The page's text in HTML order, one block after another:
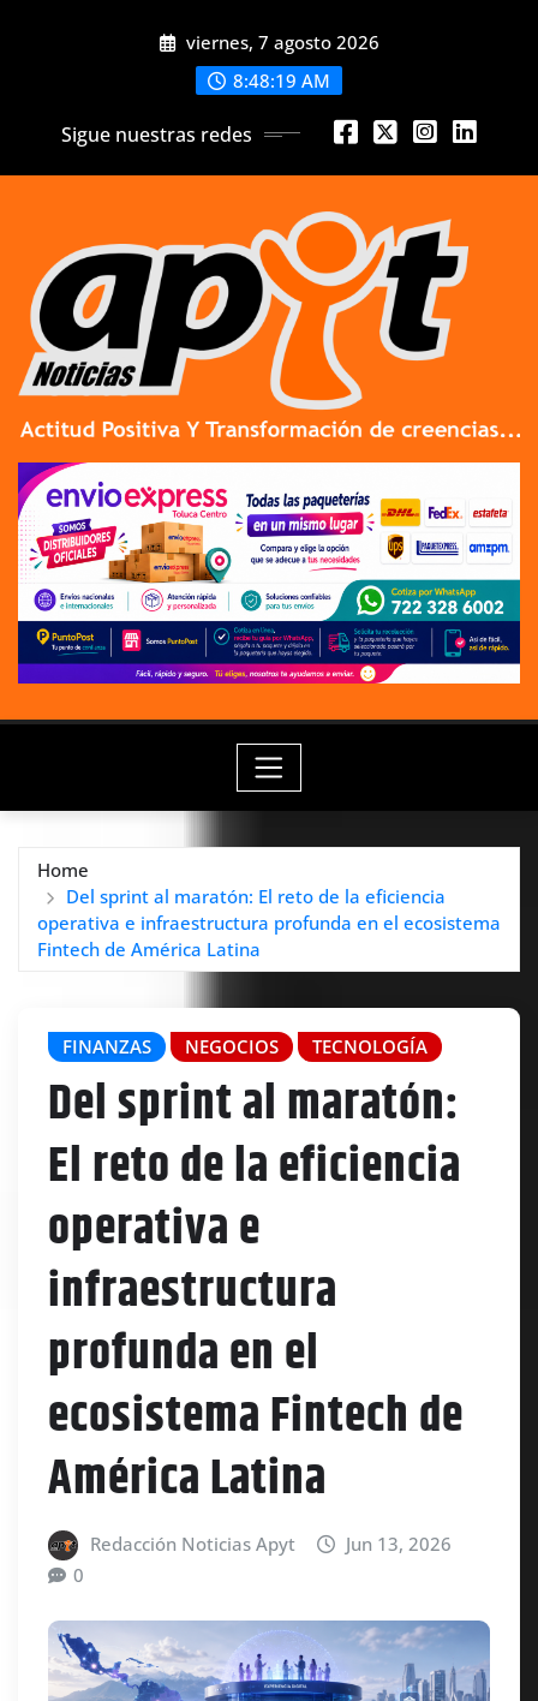
viernes, 7 agosto 2026
8:48:21 AM
Sigue nuestras redes
Home
Del sprint al maratón: El reto de la eficiencia
operativa e infraestructura profunda en el ecosistema
Fintech de América Latina
FINANZAS NEGOCIOS TECNOLOGÍA
Del sprint al maratón:
El reto de la eficiencia
operativa e
infraestructura
profunda en el
ecosistema Fintech de
América Latina
Redacción Noticias Apyt
Jun 13, 2026
0